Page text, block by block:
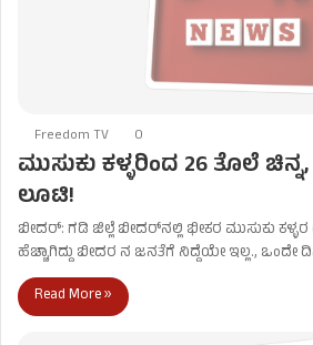
Freedom TV 0
ಮುಸುಕು ಕಳ್ಳರಿಂದ 26 ತೊಲೆ
ಲೂಟಿ!
ಬೀದರ್: ಗಡಿ ಜಿಲ್ಲೆ ಬೀದರ್‌ನಲ್ಲಿ ಭೀಕರ ಮುಸುಕು ಕಳ್ಳರ
ಹೆಚ್ಚಾಗಿದ್ದು ಬೀದರ ನ ಜನತೆಗೆ ನಿದ್ದೆಯೇ ಇಲ್ಲ., ಒಂದೇ
Read More »